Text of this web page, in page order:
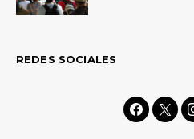
REDES SOCIALES